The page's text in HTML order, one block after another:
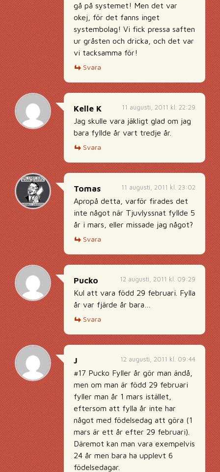
gå på systemet! Men det var
okej, för det fanns inget
systembolag! Vi fick pressa saften
ur gråsten och dricka, och det var
vi tacksamma för!
Svara
11 augusti, 2011 kl. 22:29
Kelle K
Jag skulle vara jäkligt glad om jag
bara fyllde år vart tredje år.
Svara
11 augusti, 2011 kl. 23:02
Tomas
Apropå detta, varför firades det
inte något när Tjuvlyssnat fyllde 5
år i mars, eller missade jag något?
Svara
12 augusti, 2011 kl. 09:29
Pucko
Kul att vara född 29 februari. Fylla
år var fjärde år bara…
Svara
12 augusti, 2011 kl. 09:44
J
#17 Pucko Fyller år gör man ändå,
men om man är född 29 februari
fyller man år 1 mars istället,
eftersom att fylla år inte har
något med födelsedag att göra (1
mars är ett år efter 29 februari).
Däremot kan man vara exempelvis
24 år men bara ha upplevt 6
födelsedagar.